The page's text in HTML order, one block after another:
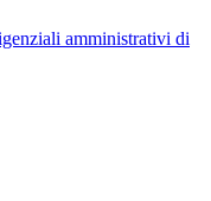
amministrativi di